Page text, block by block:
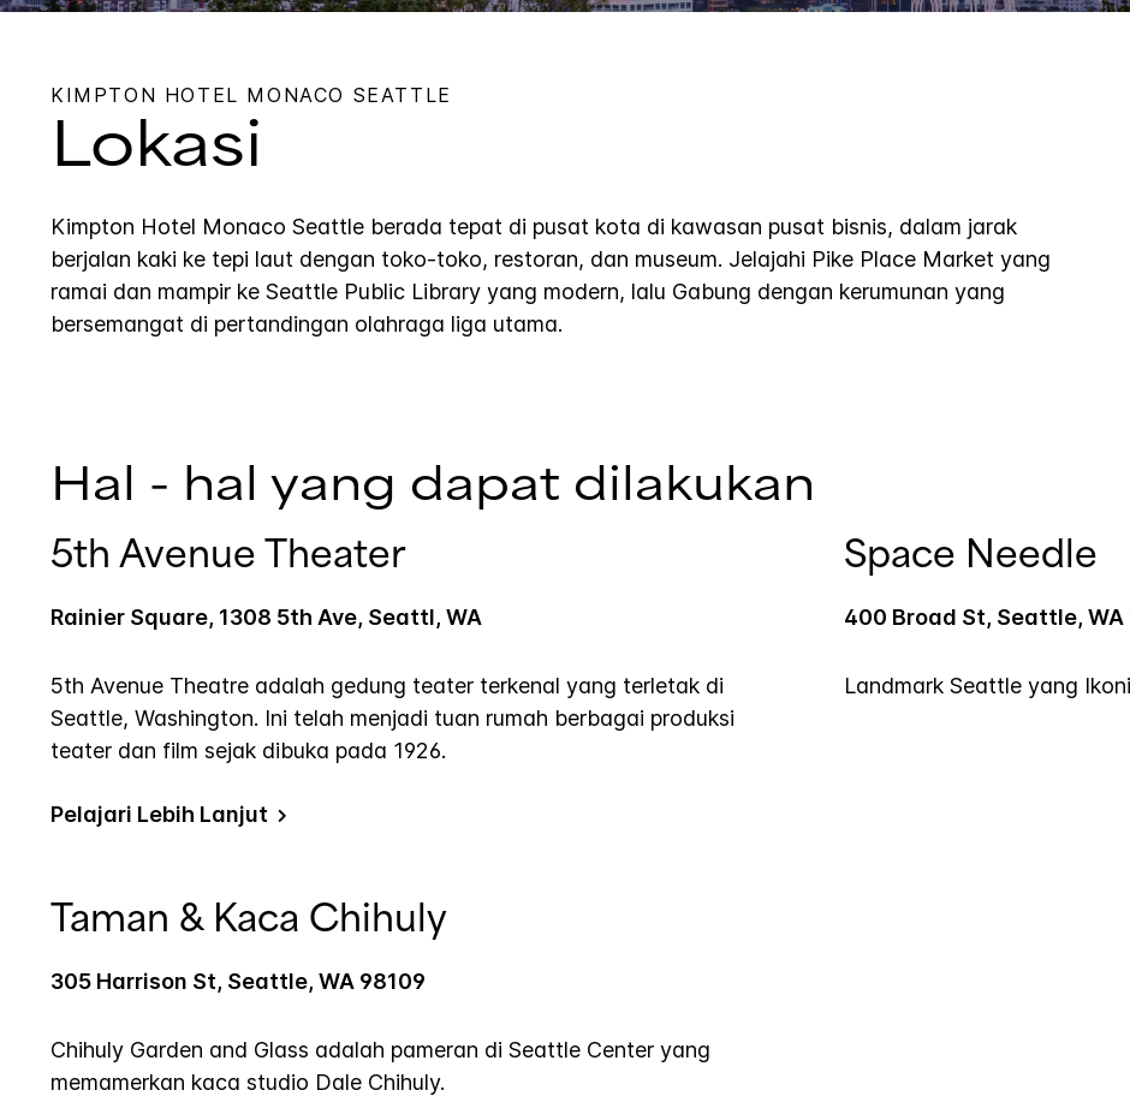
KIMPTON HOTEL MONACO SEATTLE
Lokasi
Kimpton Hotel Monaco Seattle berada tepat di pusat kota di kawasan pusat bisnis, dalam jarak
berjalan kaki ke tepi laut dengan toko-toko, restoran, dan museum. Jelajahi Pike Place Market yang
ramai dan mampir ke Seattle Public Library yang modern, lalu Gabung dengan kerumunan yang
bersemangat di pertandingan olahraga liga utama.
Hal - hal yang dapat dilakukan
5th Avenue Theater
Rainier Square, 1308 5th Ave, Seattl, WA
5th Avenue Theatre adalah gedung teater terkenal yang terletak di
Seattle, Washington. Ini telah menjadi tuan rumah berbagai produksi
teater dan film sejak dibuka pada 1926.
Pelajari Lebih Lanjut
Space Needle
400 Broad St, Seattle, WA
Landmark Seattle yang
Taman & Kaca Chihuly
305 Harrison St, Seattle, WA 98109
Chihuly Garden and Glass adalah pameran di Seattle Center yang
memamerkan kaca studio Dale Chihuly.